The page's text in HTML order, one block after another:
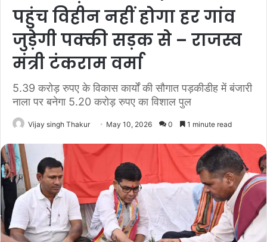
पहुंच विहीन नहीं होगा हर गांव
जुड़ेगी पक्की सड़क से – राजस्व
मंत्री टंकराम वर्मा
5.39 करोड़ रुपए के विकास कार्यों की सौगात पड़कीडीह में बंजारी
नाला पर बनेगा 5.20 करोड़ रुपए का विशाल पुल
Vijay singh Thakur May 10, 2026 0 1 minute read